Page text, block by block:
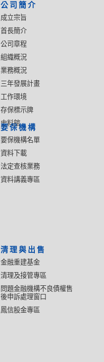
公司簡介
成立宗旨
首長簡介
公司章程
組織概況
業務概況
三年發展計畫
工作環境
存保標示牌
史料館
要保機構
要保機構名單
資料下載
法定查核業務
資料講義專區
清理與出售
金融重建基金
清理及接管專區
問題金融機構不良債權售
後申訴處理窗口
鳳信股金專區